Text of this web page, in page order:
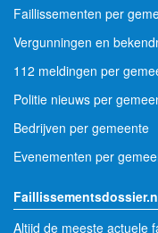
Faillissementen per
Vergunningen en
112 meldingen per
Politie nieuws per
Bedrijven per gemeente
Evenementen per
Altijd de meeste actuele